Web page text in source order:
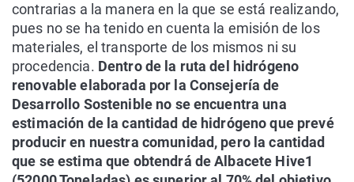
contrarias a la manera en la que se está realizando,
pues no se ha tenido en cuenta la emisión de los
materiales, el transporte de los mismos ni su
procedencia. Dentro de la ruta del hidrógeno
renovable elaborada por la Consejería de
Desarrollo Sostenible no se encuentra una
estimación de la cantidad de hidrógeno que prevé
producir en nuestra comunidad, pero la cantidad
que se estima que obtendrá de Albacete Hive1